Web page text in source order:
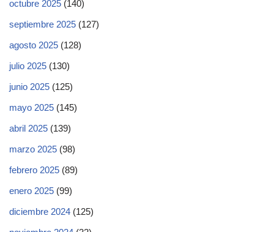
octubre 2025 (140)
septiembre 2025 (127)
agosto 2025 (128)
julio 2025 (130)
junio 2025 (125)
mayo 2025 (145)
abril 2025 (139)
marzo 2025 (98)
febrero 2025 (89)
enero 2025 (99)
diciembre 2024 (125)